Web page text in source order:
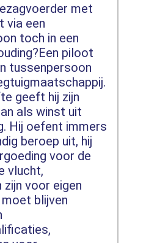
met
via een
toch in een
piloot
tussenpersoon
geeft hij zijn
als winst uit
Hij oefent immers
beroep uit, hij
voor de
vlucht,
voor eigen
blijven